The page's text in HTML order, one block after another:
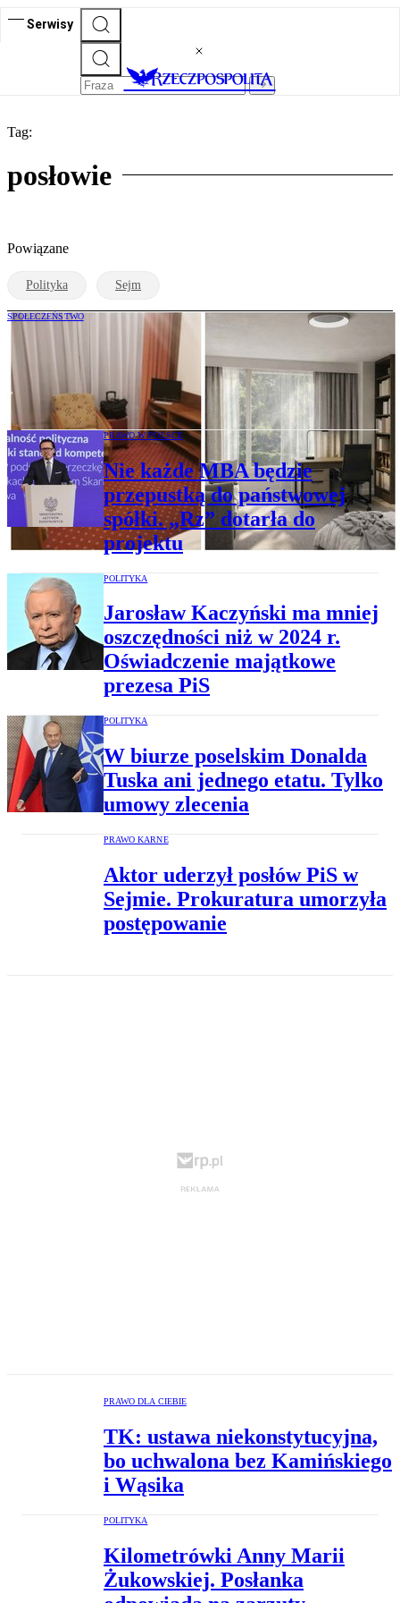
Serwisy
Tag:
posłowie
Powiązane
Polityka Sejm
SPOŁECZEŃSTWO
Sejm wyda 1,3 mln zł na pokoje posłów.
Wiemy, jak będą wyglądać. „To
pudrowanie trupa”
PRAWO W POLSCE
Nie każde MBA będzie
przepustką do państwowej
spółki. „Rz” dotarła do
projektu
POLITYKA
Jarosław Kaczyński ma mniej
oszczędności niż w 2024 r.
Oświadczenie majątkowe
prezesa PiS
POLITYKA
W biurze poselskim Donalda
Tuska ani jednego etatu. Tylko
umowy zlecenia
PRAWO KARNE
Aktor uderzył posłów PiS w
Sejmie. Prokuratura umorzyła
postępowanie
PRAWO DLA CIEBIE
TK: ustawa niekonstytucyjna,
bo uchwalona bez Kamińskiego
i Wąsika
POLITYKA
Kilometrówki Anny Marii
Żukowskiej. Posłanka